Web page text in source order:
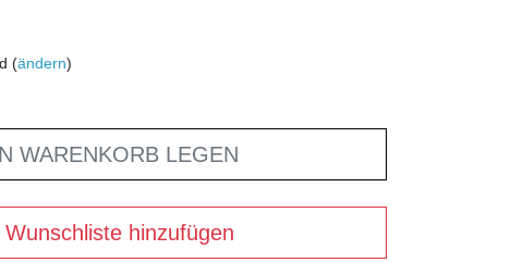
(ändern)
WARENKORB LEGEN
Wunschliste hinzufügen